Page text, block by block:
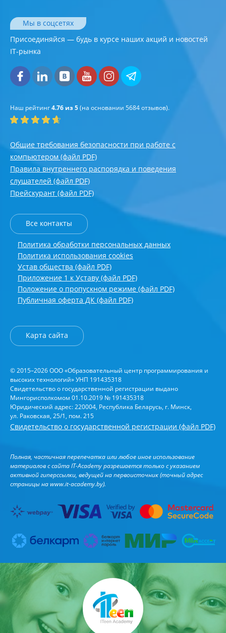
Мы в соцсетях
Присоединяйся — будь в курсе наших акций и новостей
IT-рынка
Наш рейтинг4.76 из 5(на основании 5684отзывов).
Общие требования безопасности при работе с
компьютером (файл PDF)
Правила внутреннего распорядка и поведения
слушателей (файл PDF)
Прейскурант (файл PDF)
Все контакты
Политика обработки персональных данных
Политика использования cookies
Устав общества (файл PDF)
Приложение 1 к Уставу (файл PDF)
Положение о пропускном режиме (файл PDF)
Публичная оферта ДК (файл PDF)
Карта сайта
© 2015–2026 ООО «Образовательный центр программирования и
высоких технологий» УНП 191435318
Свидетельство о государственной регистрации выдано
Мингорисполкомом 01.10.2019 № 191435318
Юридический адрес: 220004, Республика Беларусь, г. Минск,
ул. Раковская, 25/1, пом. 215
Свидетельство о государственной регистрации (файл PDF)
Полная, частичная перепечатка или любое иное использование
материалов с сайта IT-Academy разрешается только с указанием
активной гиперссылки, ведущей на первоисточник (точный адрес
страницы наwww.it-academy.by).